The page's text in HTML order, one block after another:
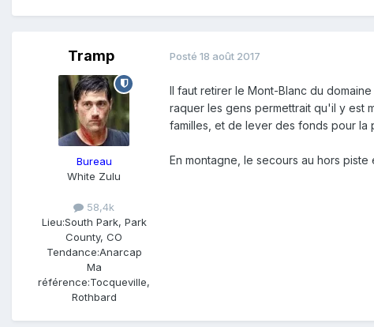
Tramp
Bureau
White Zulu
58,4k
Lieu:South Park, Park
County, CO
Tendance:Anarcap
Ma
référence:Tocqueville,
Rothbard
Posté 18 août 2017
Il faut retirer le Mont-Blanc du
raquer les gens permettrait qu'il y est
familles, et de lever des fonds pour la
En montagne, le secours au hors